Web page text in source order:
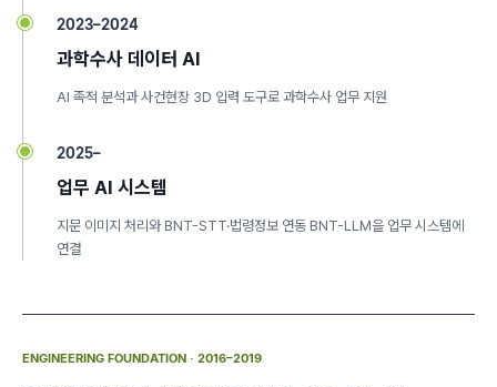
2023–2024
과학수사 데이터 AI
AI 족적 분석과 사건현장 3D 입력 도구로 과학수사 업무 지원
2025–
업무 AI 시스템
지문 이미지 처리와 BNT-STT·법령정보 연동 BNT-LLM을 업무 시스템에
연결
ENGINEERING FOUNDATION · 2016–2019